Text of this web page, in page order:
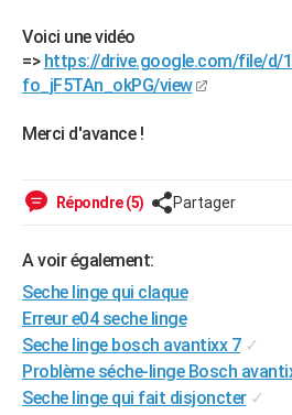
VOYAGE
Destinations
City break
Voyage nature
Voyage de noces
Forum
Climat
+PHOTO
CARTE DE VOEUX
DICTIONNAIRE
Dictionnaire
Biographies
Citations
Expressions
Proverbes
PROGRAMME TV
COPAINS D'AVANT
S'inscrire
Se connecter
Lycées
Collèges
Primaires
Universités
Entreprises
Service militaire
Avis de recherche
Voici une vidéo
=> https://drive.google.com/file/d/
fo_jF5TAn_okPG/view
Merci d'avance !
Répondre (5) Partager
A voir également:
Seche linge qui claque
Erreur e04 seche linge
Seche linge bosch avantixx 7 ✓
Problème séche-linge Bosch
Seche linge qui fait disjoncter ✓